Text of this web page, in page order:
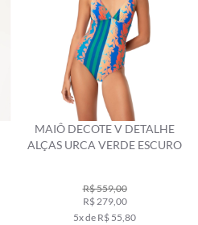
MAIÔ DECOTE V DETALHE
ALÇAS URCA VERDE ESCURO
R$ 559,00
R$ 279,00
5x de R$ 55,80